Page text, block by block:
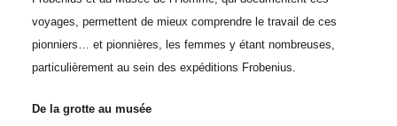
voyages, permettent de mieux comprendre le travail de ces
pionniers… et pionnières, les femmes y étant nombreuses,
particulièrement au sein des expéditions Frobenius.
De la grotte au musée